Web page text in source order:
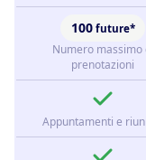
100future*
Numero massimo
prenotazioni
Appuntamenti e